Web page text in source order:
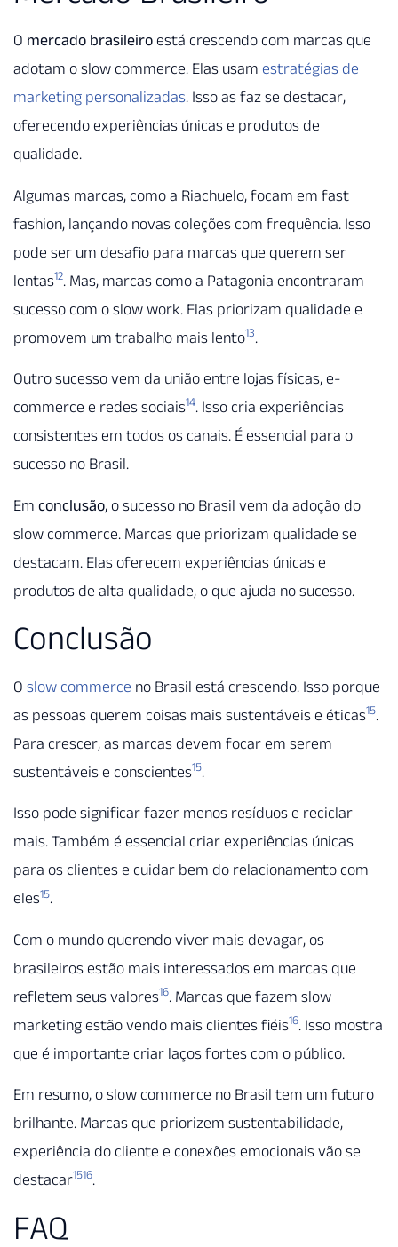
O mercado brasileiro está crescendo com marcas que
adotam o slow commerce. Elas usam estratégias de
marketing personalizadas. Isso as faz se destacar,
oferecendo experiências únicas e produtos de
qualidade.
Algumas marcas, como a Riachuelo, focam em fast
fashion, lançando novas coleções com frequência. Isso
pode ser um desafio para marcas que querem ser
lentas12. Mas, marcas como a Patagonia encontraram
sucesso com o slow work. Elas priorizam qualidade e
promovem um trabalho mais lento13.
Outro sucesso vem da união entre lojas físicas, e-
commerce e redes sociais14. Isso cria experiências
consistentes em todos os canais. É essencial para o
sucesso no Brasil.
Em conclusão, o sucesso no Brasil vem da adoção do
slow commerce. Marcas que priorizam qualidade se
destacam. Elas oferecem experiências únicas e
produtos de alta qualidade, o que ajuda no sucesso.
Conclusão
O slow commerce no Brasil está crescendo. Isso porque
as pessoas querem coisas mais sustentáveis e éticas15.
Para crescer, as marcas devem focar em serem
sustentáveis e conscientes15.
Isso pode significar fazer menos resíduos e reciclar
mais. Também é essencial criar experiências únicas
para os clientes e cuidar bem do relacionamento com
eles15.
Com o mundo querendo viver mais devagar, os
brasileiros estão mais interessados em marcas que
refletem seus valores16. Marcas que fazem slow
marketing estão vendo mais clientes fiéis16. Isso mostra
que é importante criar laços fortes com o público.
Em resumo, o slow commerce no Brasil tem um futuro
brilhante. Marcas que priorizem sustentabilidade,
experiência do cliente e conexões emocionais vão se
destacar1516.
FAQ